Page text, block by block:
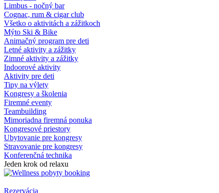
Limbus - nočný bar
Cognac, rum & cigar club
Všetko o aktivitách a zážitkoch
Mýto Ski & Bike
Animačný program pre deti
Letné aktivity a zážitky
Zimné aktivity a zážitky
Indoorové aktivity
Aktivity pre deti
Tipy na výlety
Kongresy a školenia
Firemné eventy
Teambuilding
Mimoriadna firemná ponuka
Kongresové priestory
Ubytovanie pre kongresy
Stravovanie pre kongresy
Konferenčná technika
Jeden krok od relaxu
Rezervácia